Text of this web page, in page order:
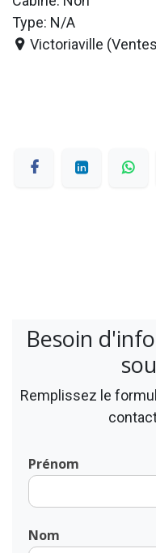
Type: N/A
Victoriaville
Besoin
Remplissez le
Prénom
Nom